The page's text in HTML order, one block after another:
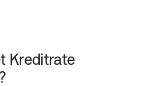
Kreditrate